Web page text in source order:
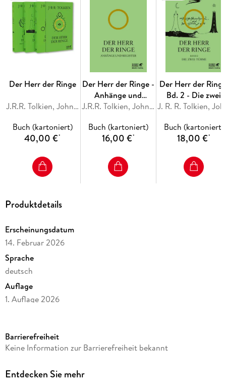
»Ein phänomenaler Abschluss . . . ein großartiges Werk,
einzigartig in Konzeption und Ausführung. « Daily Telegraph
Der Herr der Ringe
J.R.R. Tolkien, John R. R. Tolkien
Buch (kartoniert)
40,00 €*
Der Herr der Ringe -
Anhänge und
Register
J.R.R. Tolkien, John R. R. Tolkien
Buch (kartoniert)
16,00 €*
Der Herr der
Bd. 2 - Die zwei
Türme (Der Herr
neuer
und
Bd. 2)
Buch (kartoniert)
18,00 €*
Produktdetails
Erscheinungsdatum
14. Februar 2026
Sprache
deutsch
Auflage
1. Auflage 2026
Reihe
Autor/Autorin
Barrierefreiheit
Keine Information zur Barrierefreiheit bekannt
Entdecken Sie mehr